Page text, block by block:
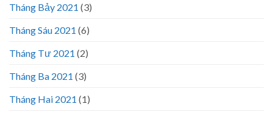
Tháng Bảy 2021 (3)
Tháng Sáu 2021 (6)
Tháng Tư 2021 (2)
Tháng Ba 2021 (3)
Tháng Hai 2021 (1)